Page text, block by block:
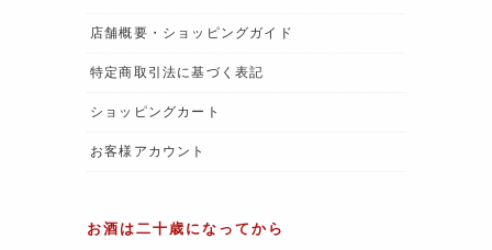
店舗概要・ショッピングガイド
特定商取引法に基づく表記
ショッピングカート
お客様アカウント
お酒は二十歳になってから